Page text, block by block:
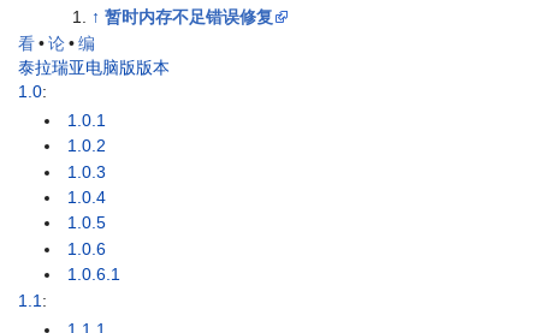
↑ 暂时内存不足错误修复
看•论•编
泰拉瑞亚电脑版版本
1.0:
1.0.1
1.0.2
1.0.3
1.0.4
1.0.5
1.0.6
1.0.6.1
1.1 :
1.1.1